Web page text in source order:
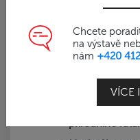
Chcete
na výstavě
nám +420
VÍCE
Nábytek z
Luxusní ratanová
o síle 15 mm.
přírodního